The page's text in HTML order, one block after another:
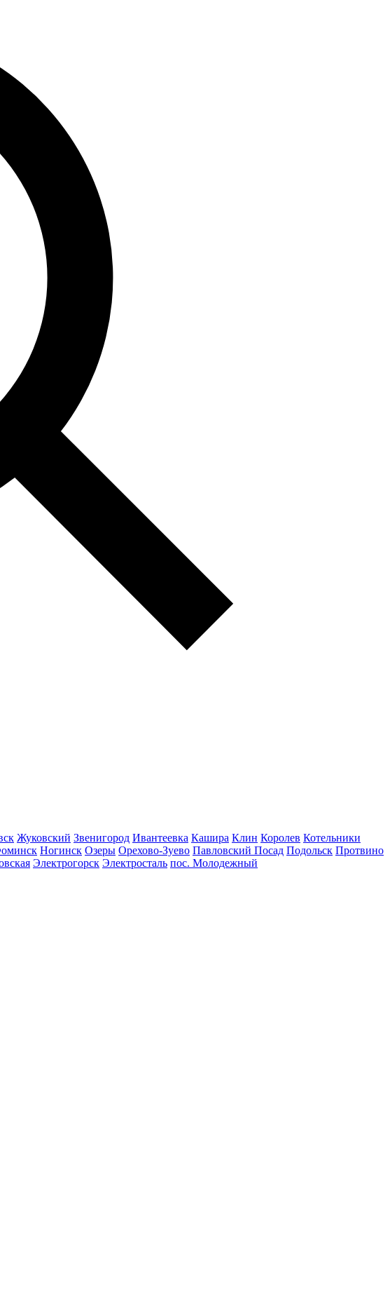
Жуковский Звенигород Ивантеевка Кашира Клин Королев Котельники
Ногинск Озеры Орехово-Зуево Павловский Посад Подольск Протвино
Электрогорск Электросталь пос. Молодежный